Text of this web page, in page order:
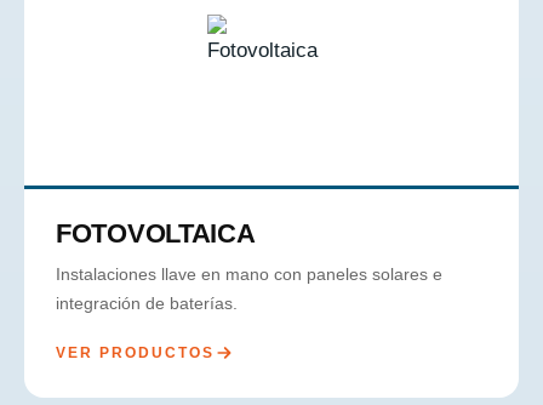
FOTOVOLTAICA
Instalaciones llave en mano con paneles solares e
integración de baterías.
VER PRODUCTOS